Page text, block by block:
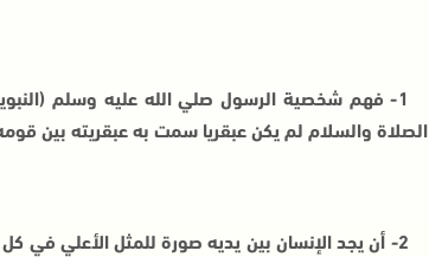
1- فهم شخصية الرسول صلي الله عليه وسلم
الصلاة والسلام لم يكن عبقريا سمت به عبقريته بين
2- أن يجد الإنسان بين يديه صورة للمثل الأعلي